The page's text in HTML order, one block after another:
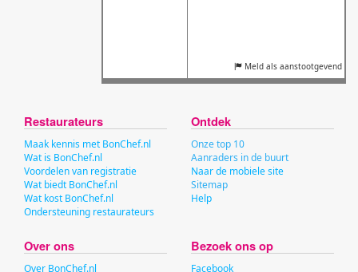
Meld als aanstootgevend
Restaurateurs
Maak kennis met BonChef.nl
Wat is BonChef.nl
Voordelen van registratie
Wat biedt BonChef.nl
Wat kost BonChef.nl
Ondersteuning restaurateurs
Ontdek
Onze top 10
Aanraders in de buurt
Naar de mobiele site
Sitemap
Help
Over ons
Over BonChef.nl
Bezoek ons op
Facebook